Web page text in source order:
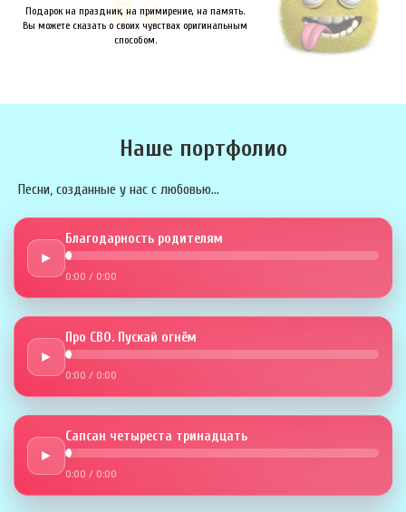
Подарок на праздник, на примирение, на память.
Вы можете сказать о своих чувствах оригинальным
способом.
Наше портфолио
Песни, созданные у нас с любовью...
►
Благодарность родителям
0:00 / 0:00
►
Про СВО. Пускай огнём
0:00 / 0:00
►
Сапсан четыреста тринадцать
0:00 / 0:00